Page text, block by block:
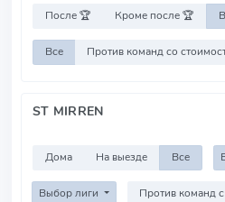
После 🏆 Кроме после 🏆
Все
ST MIRREN
Дома На выезде Все
Выбор лиги Против команд с